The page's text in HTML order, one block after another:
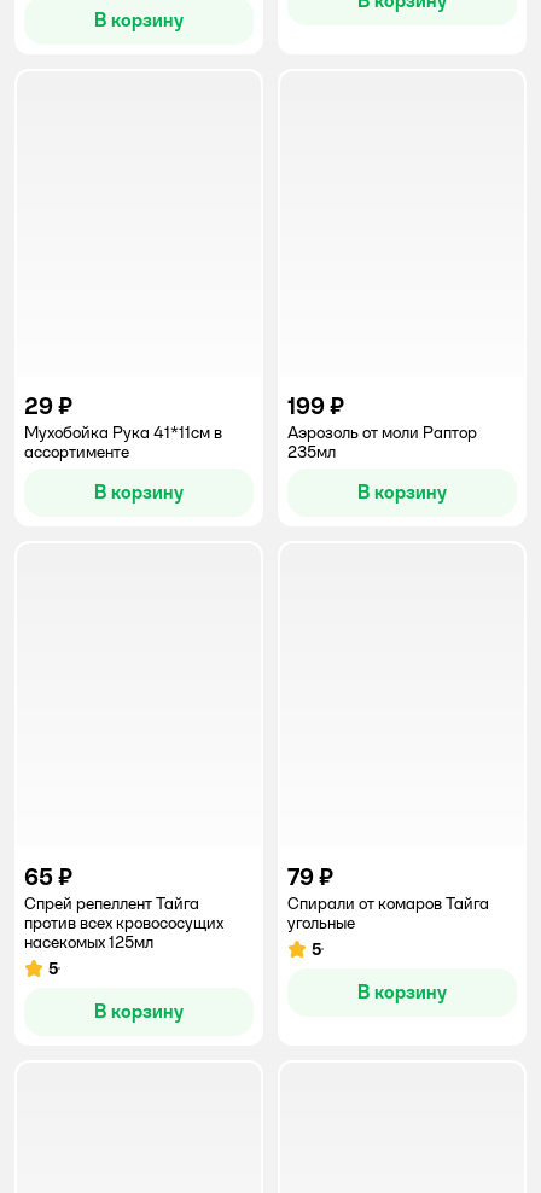
В корзину
29 ₽
Мухобойка Рука 41*11см в
ассортименте
В корзину
199 ₽
Аэрозоль от моли Раптор
235мл
В корзину
65 ₽
Спрей репеллент Тайга
против всех кровососущих
насекомых 125мл
Рейтинг:
5
В корзину
79 ₽
Спирали от комаров Тайга
угольные
Рейтинг:
5
В корзину